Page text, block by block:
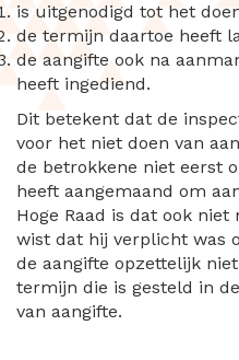
is uitgenodigd tot het
de termijn daartoe heeft
de aangifte ook na
heeft ingediend.
Dit betekent dat de
voor het niet doen van
de betrokkene niet eerst
heeft aangemaand om
Hoge Raad is dat ook
wist dat hij verplicht was
de aangifte opzettelijk
termijn die is gesteld in
van aangifte.